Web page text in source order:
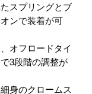
スプリングとブ
ンで装着が可
オフロードタイ
3段階の調整が
身のクロームス